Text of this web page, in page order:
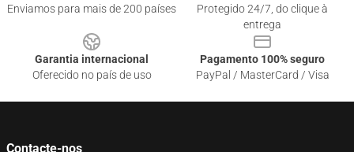
Enviamos para mais de 200 países
Protegido 24/7, do clique à
entrega
Garantia internacional
Oferecido no país de uso
Pagamento 100% seguro
PayPal / MasterCard / Visa
Contacte-nos